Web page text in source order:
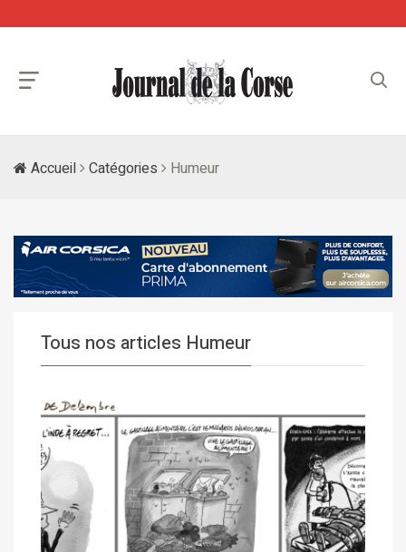
Accueil Catégories Humeur
Tous nos articles Humeur